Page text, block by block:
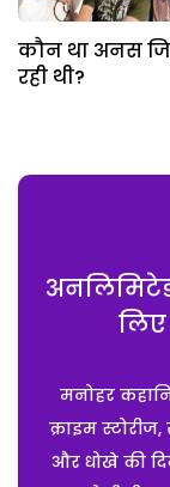
कौन था अनस
रही थी?
मनोहर
क्राइम
और धोखे की